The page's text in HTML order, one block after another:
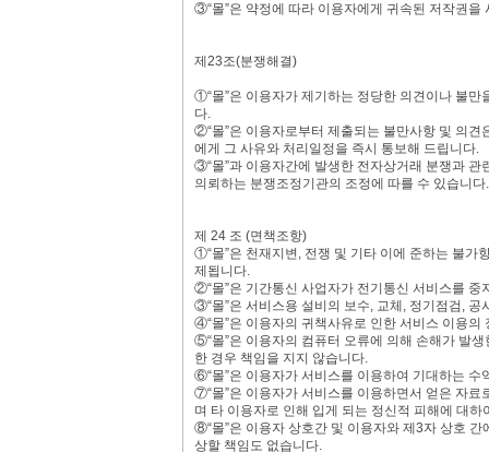
③“몰”은 약정에 따라 이용자에게 귀속된 저작권
제23조(분쟁해결)
①“몰”은 이용자가 제기하는 정당한 의견이나 불
다.
②“몰”은 이용자로부터 제출되는 불만사항 및 의
에게 그 사유와 처리일정을 즉시 통보해 드립니다.
③“몰”과 이용자간에 발생한 전자상거래 분쟁과
의뢰하는 분쟁조정기관의 조정에 따를 수 있습니다.
제 24 조 (면책조항)
①“몰”은 천재지변, 전쟁 및 기타 이에 준하는 불가
제됩니다.
②“몰”은 기간통신 사업자가 전기통신 서비스를
③“몰”은 서비스용 설비의 보수, 교체, 정기점검,
④“몰”은 이용자의 귀책사유로 인한 서비스 이용
⑤“몰”은 이용자의 컴퓨터 오류에 의해 손해가 발
한 경우 책임을 지지 않습니다.
⑥“몰”은 이용자가 서비스를 이용하여 기대하는
⑦“몰”은 이용자가 서비스를 이용하면서 얻은 자
며 타 이용자로 인해 입게 되는 정신적 피해에 대
⑧“몰”은 이용자 상호간 및 이용자와 제3자 상호
상할 책임도 없습니다.